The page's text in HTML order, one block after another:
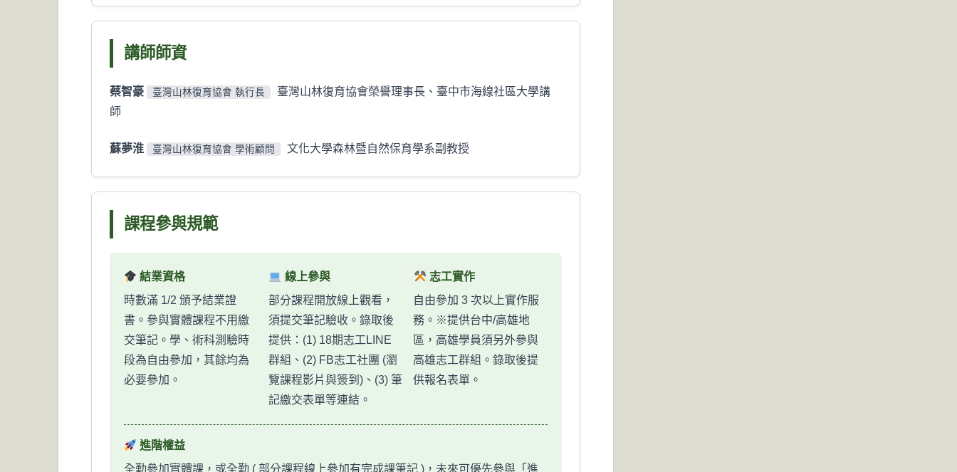
講師師資
蔡智豪 臺灣山林復育協會 執行長
臺灣山林復育協會榮譽理事長、臺中市海線社區大學講
師
蘇夢淮 臺灣山林復育協會 學術顧問 文化大學森林暨自然保育學系副教授
課程參與規範
結業資格
時數滿 1/2 頒予結業證
書。參與實體課程不用繳
交筆記。學、術科測驗時
段為自由參加，其餘均為
必要參加。
線上參與
部分課程開放線上觀看，
須提交筆記驗收。錄取後
提供：(1) 18期志工LINE
群組、(2) FB志工社團 (瀏
覽課程影片與簽到)、(3) 筆
記繳交表單等連結。
志工實作
自由參加 3 次以上實作服
務。※提供台中/高雄地
區，高雄學員須另外參與
高雄志工群組。錄取後提
供報名表單。
進階權益
全勤參加實體課，或全勤 ( 部分課程線上參加有完成課筆記 )，未來可優先參與「進